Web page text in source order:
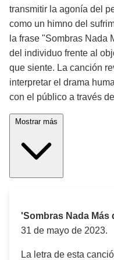
transmitir la agonía del
como un himno del
la frase "Sombras Nada
del individuo frente al
que siente. La canción
interpretar el drama
con el público a través
'Sombras Nada Más
31 de mayo de 2023.
La letra de esta